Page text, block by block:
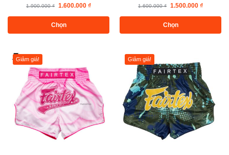
1.900.000₫ 1.600.000 ₫
Chọn
1.600.000₫ 1.500.000 ₫
Chọn
Giảm giá! Giảm giá!